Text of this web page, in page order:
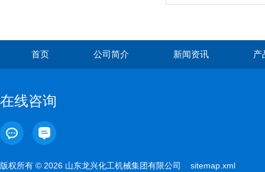
首页 公司简介 新闻资讯 产
在线咨询
版权所有 © 2026 山东龙兴化工机械集团有限公司 sitemap.xml